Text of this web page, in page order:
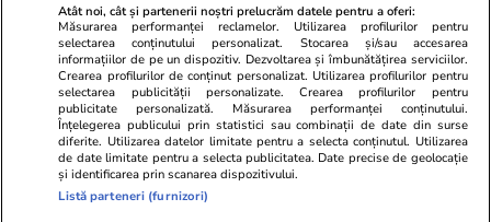
Actualizare preferințe cookies
Atât noi, cât și partenerii noștri prelucrăm datele pentru a oferi:
Măsurarea performanței reclamelor. Utilizarea profilurilor pentru
selectarea conținutului personalizat. Stocarea și/sau accesarea
informațiilor de pe un dispozitiv. Dezvoltarea și îmbunătățirea serviciilor.
Crearea profilurilor de conținut personalizat. Utilizarea profilurilor pentru
selectarea publicității personalizate. Crearea profilurilor pentru
publicitate personalizată. Măsurarea performanței conținutului.
Înțelegerea publicului prin statistici sau combinații de date din surse
diferite. Utilizarea datelor limitate pentru a selecta conținutul. Utilizarea
de date limitate pentru a selecta publicitatea. Date precise de geolocație
și identificarea prin scanarea dispozitivului.
Listă parteneri (furnizori)